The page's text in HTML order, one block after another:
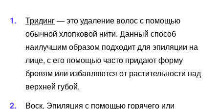
Тридинг— это удаление волос с помощью
обычной хлопковой нити. Данный способ
наилучшим образом подходит для эпиляции на
лице, с его помощью часто придают форму
бровям или избавляются от растительности над
верхней губой.
Воск. Эпиляция с помощью горячего или